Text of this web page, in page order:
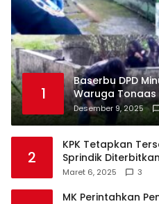
1
Baserbu DPD
Waruga
Agenda Rutin
Minahasa
Desember 9, 2025
2
KPK Tetapkan
Sprindik Diterbitkan
Maret 6, 2025 3
MK Perintahkan